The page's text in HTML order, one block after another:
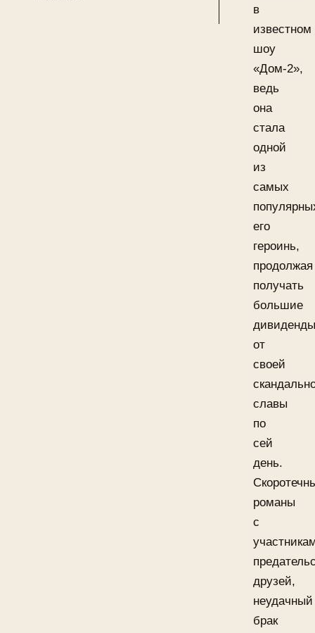
в
известном
шоу
«Дом-2»,
ведь
она
стала
одной
из
самых
его
героинь,
продолжая
получать
большие
дивиденды
от
своей
славы
по
сей
день.
романы
с
друзей,
неудачный
брак